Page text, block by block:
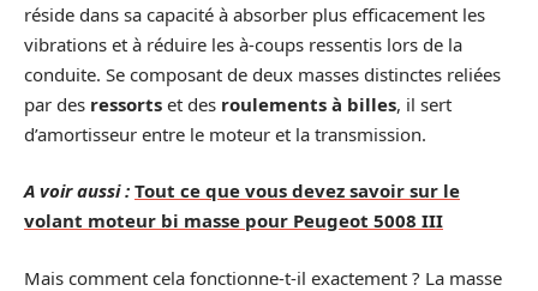
réside dans sa capacité à absorber plus efficacement les
vibrations et à réduire les à-coups ressentis lors de la
conduite. Se composant de deux masses distinctes reliées
par des ressorts et des roulements à billes, il sert
d’amortisseur entre le moteur et la transmission.
A voir aussi : Tout ce que vous devez savoir sur le
volant moteur bi masse pour Peugeot 5008 III
Mais comment cela fonctionne-t-il exactement ? La masse